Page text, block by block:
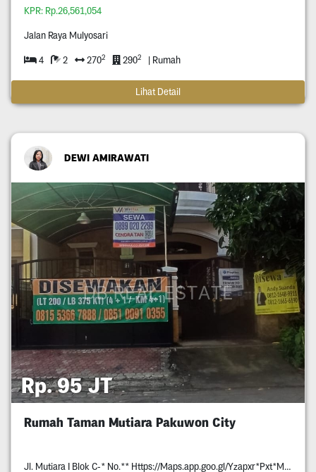
KPR: Rp.26,561,054
Jalan Raya Mulyosari
4 2 2702 2902 | Rumah
Lihat Detail
DEWI AMIRAWATI
Rp. 95 JT
Rumah Taman Mutiara Pakuwon City
Jl. Mutiara I Blok C-* No.** Https://Maps.app.goo.gl/Yzapxr*Pxt*Mmpja*